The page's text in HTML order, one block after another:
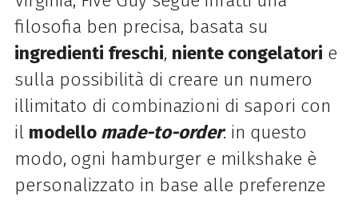
filosofia ben precisa, basata su
ingredienti freschi, niente congelatori e
sulla possibilità di creare un numero
illimitato di combinazioni di sapori con
il modello made-to-order: in questo
modo, ogni hamburger e milkshake è
personalizzato in base alle preferenze